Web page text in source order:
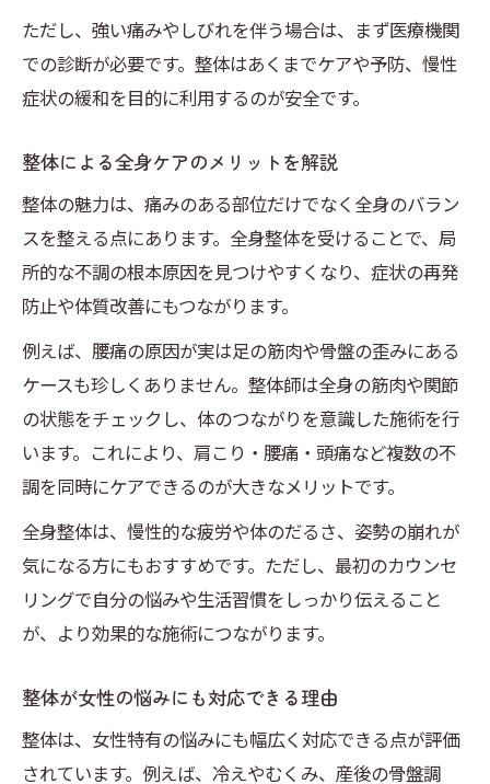
ただし、強い痛みやしびれを伴う場合は、まず医療機関
での診断が必要です。整体はあくまでケアや予防、慢性
症状の緩和を目的に利用するのが安全です。
整体による全身ケアのメリットを解説
整体の魅力は、痛みのある部位だけでなく全身のバラン
スを整える点にあります。全身整体を受けることで、局
所的な不調の根本原因を見つけやすくなり、症状の再発
防止や体質改善にもつながります。
例えば、腰痛の原因が実は足の筋肉や骨盤の歪みにある
ケースも珍しくありません。整体師は全身の筋肉や関節
の状態をチェックし、体のつながりを意識した施術を行
います。これにより、肩こり・腰痛・頭痛など複数の不
調を同時にケアできるのが大きなメリットです。
全身整体は、慢性的な疲労や体のだるさ、姿勢の崩れが
気になる方にもおすすめです。ただし、最初のカウンセ
リングで自分の悩みや生活習慣をしっかり伝えること
が、より効果的な施術につながります。
整体が女性の悩みにも対応できる理由
整体は、女性特有の悩みにも幅広く対応できる点が評価
されています。例えば、冷えやむくみ、産後の骨盤調